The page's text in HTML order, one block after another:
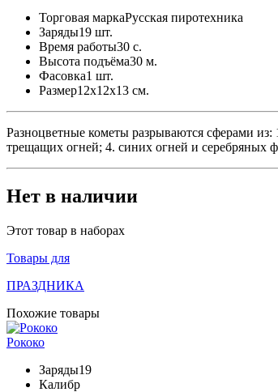
Торговая маркаРусская пиротехника
Заряды19 шт.
Время работы30 с.
Высота подъёма30 м.
Фасовка1 шт.
Размер12x12x13 см.
Разноцветные кометы разрываются сферами
трещащих огней; 4. синих огней и серебряных
Нет в наличии
Этот товар в наборах
Товары для
ПРАЗДНИКА
Похожие товары
Рококо
Заряды19
Калибр